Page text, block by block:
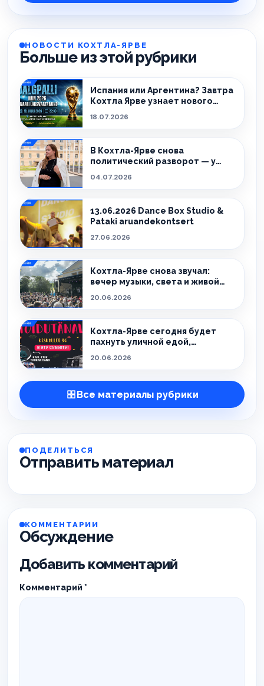
НОВОСТИ КОХТЛА-ЯРВЕ
Больше из этой рубрики
Испания или Аргентина? Завтра
Кохтла Ярве узнает нового
18.07.2026
В Кохтла-Ярве снова
политический разворот — у
04.07.2026
13.06.2026 Dance Box Studio &
Pataki aruandekontsert
27.06.2026
Кохтла-Ярве снова звучал:
вечер музыки, света и живой
20.06.2026
Кохтла-Ярве сегодня будет
пахнуть уличной едой,
20.06.2026
Все материалы рубрики
ПОДЕЛИТЬСЯ
Отправить материал
КОММЕНТАРИИ
Обсуждение
Добавить комментарий
Комментарий *